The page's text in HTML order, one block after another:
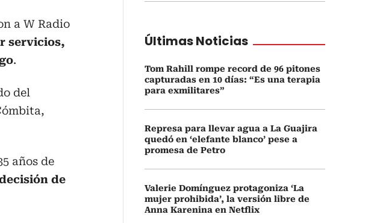
a W Radio
servicios,
.
del
años de
de
Últimas Noticias
Tom Rahill rompe record de 96 pitones
capturadas en 10 días: “Es una terapia
para exmilitares”
Represa para llevar agua a La Guajira
quedó en ‘elefante blanco’ pese a
promesa de Petro
Valerie Domínguez protagoniza ‘La
mujer prohibida’, la versión libre de
Anna Karenina en Netflix